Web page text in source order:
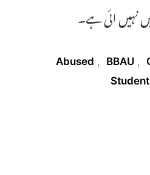
نہیں ائی ہے۔
Abused , BBAU ,
Student